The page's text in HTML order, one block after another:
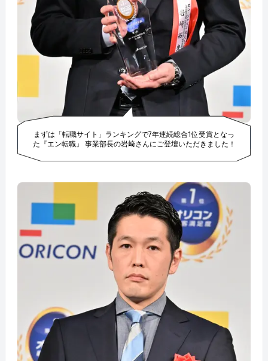
まずは「転職サイト」ランキングで7年連続総合1位受賞となっ
た『エン転職』 事業部長の岩﨑さんにご登壇いただきました！